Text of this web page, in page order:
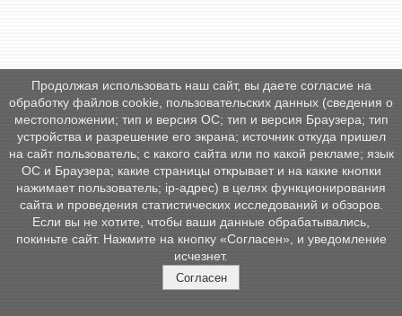
Продолжая использовать наш сайт, вы даете согласие на
обработку файлов cookie, пользовательских данных (сведения о
местоположении; тип и версия ОС; тип и версия Браузера; тип
устройства и разрешение его экрана; источник откуда пришел
на сайт пользователь; с какого сайта или по какой рекламе; язык
ОС и Браузера; какие страницы открывает и на какие кнопки
нажимает пользователь; ip-адрес) в целях функционирования
сайта и проведения статистических исследований и обзоров.
Если вы не хотите, чтобы ваши данные обрабатывались,
покиньте сайт. Нажмите на кнопку «Согласен», и уведомление
исчезнет.
Согласен